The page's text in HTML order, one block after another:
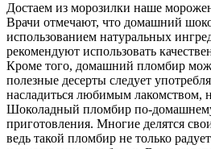
Достаем из морозилки наше
Врачи отмечают, что домашний
использованием натуральных
рекомендуют использовать
Кроме того, домашний пломбир
полезные десерты следует
насладиться любимым лакомством,
Шоколадный пломбир по-
приготовления. Многие делятся
ведь такой пломбир не только